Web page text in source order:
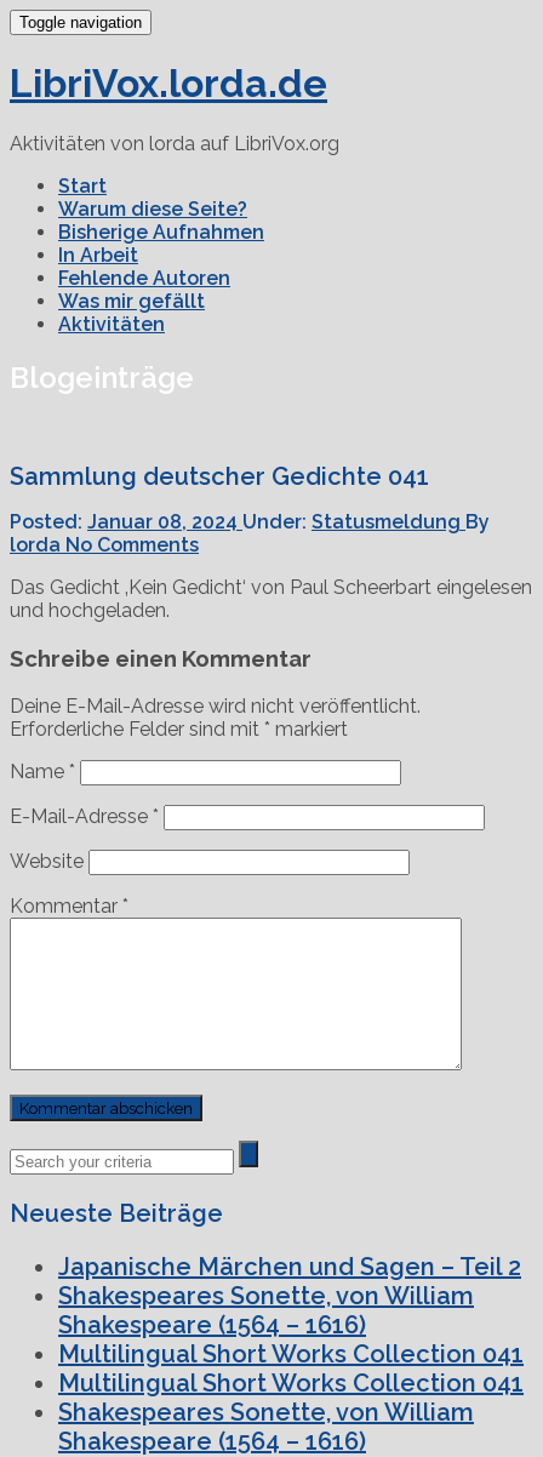
Toggle navigation
LibriVox.lorda.de
Aktivitäten von lorda auf LibriVox.org
Start
Warum diese Seite?
Bisherige Aufnahmen
In Arbeit
Fehlende Autoren
Was mir gefällt
Aktivitäten
Blogeinträge
Sammlung deutscher Gedichte 041
Posted: Januar 08, 2024 Under: Statusmeldung By
lorda No Comments
Das Gedicht ‚Kein Gedicht‘ von Paul Scheerbart eingelesen
und hochgeladen.
Schreibe einen Kommentar
Deine E-Mail-Adresse wird nicht veröffentlicht.
Erforderliche Felder sind mit * markiert
Name *
E-Mail-Adresse *
Website
Kommentar *
Previous
Post
Next
Post
Neueste Beiträge
Japanische Märchen und Sagen – Teil 2
Shakespeares Sonette, von William
Shakespeare (1564 – 1616)
Multilingual Short Works Collection 041
Multilingual Short Works Collection 041
Shakespeares Sonette, von William
Shakespeare (1564 – 1616)